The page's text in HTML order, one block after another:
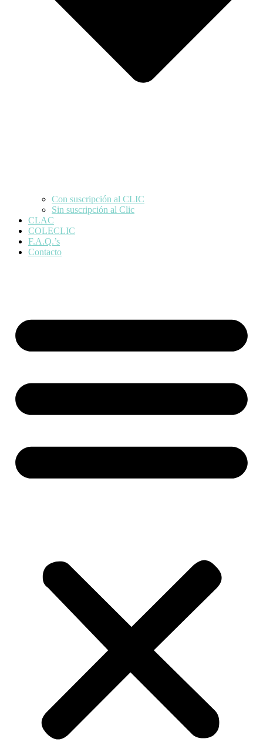
Con suscripción al CLIC
Sin suscripción al Clic
CLAC
COLECLIC
F.A.Q.’s
Contacto